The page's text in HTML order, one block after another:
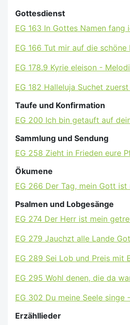
Gottesdienst
EG 163 In Gottes Namen fang
EG 166 Tut mir auf die
EG 178.9 Kyrie eleison -
EG 182 Halleluja Suchet
Taufe und Konfirmation
EG 200 Ich bin getauft auf
Sammlung und Sendung
EG 258 Zieht in Frieden eure
Ökumene
EG 266 Der Tag, mein Gott
Psalmen und Lobgesänge
EG 274 Der Herr ist mein
EG 279 Jauchzt alle Lande
EG 289 Sei Lob und Preis mit
EG 295 Wohl denen, die da
EG 302 Du meine Seele singe
Erzähllieder